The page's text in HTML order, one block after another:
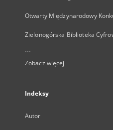
Otwarty Międzynarodowy
Zielonogórska Biblioteka
...
Zobacz więcej
Indeksy
Autor